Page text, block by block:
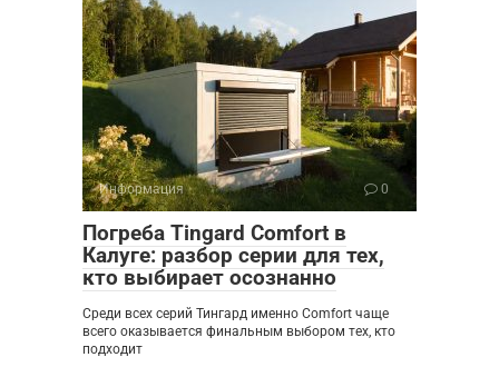
Информация 0
Погреба Tingard Comfort в
Калуге: разбор серии для тех,
кто выбирает осознанно
Среди всех серий Тингард именно Comfort чаще
всего оказывается финальным выбором тех, кто
подходит